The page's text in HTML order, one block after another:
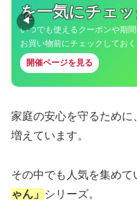
を一気にチェッ
いつでも使えるクーポンや期
お買い物前にチェックしてお
開催ページを見る
◀
家庭の安心を守るため
増えています。
その中でも人気を集め
ゃん」
シリーズ。